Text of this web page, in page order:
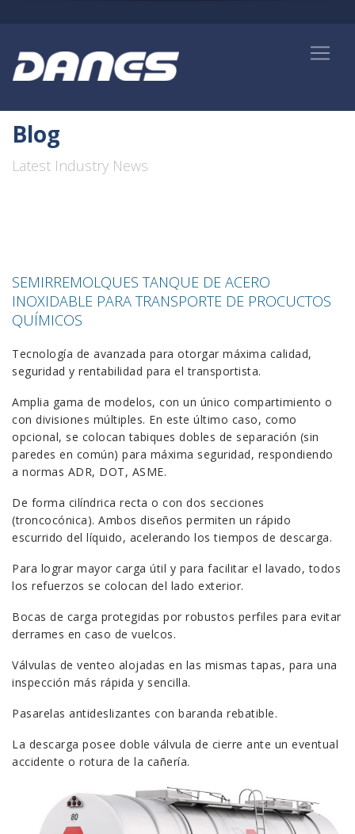
Blog
Latest Industry News
SEMIRREMOLQUES TANQUE DE ACERO
INOXIDABLE PARA TRANSPORTE DE PROCUCTOS
QUÍMICOS
Tecnología de avanzada para otorgar máxima calidad,
seguridad y rentabilidad para el transportista.
Amplia gama de modelos, con un único compartimiento o
con divisiones múltiples. En este último caso, como
opcional, se colocan tabiques dobles de separación (sin
paredes en común) para máxima seguridad, respondiendo
a normas ADR, DOT, ASME.
De forma cilíndrica recta o con dos secciones
(troncocónica). Ambos diseños permiten un rápido
escurrido del líquido, acelerando los tiempos de descarga.
Para lograr mayor carga útil y para facilitar el lavado, todos
los refuerzos se colocan del lado exterior.
Bocas de carga protegidas por robustos perfiles para evitar
derrames en caso de vuelcos.
Válvulas de venteo alojadas en las mismas tapas, para una
inspección más rápida y sencilla.
Pasarelas antideslizantes con baranda rebatible.
La descarga posee doble válvula de cierre ante un eventual
accidente o rotura de la cañería.